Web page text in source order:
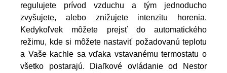
regulujete prívod vzduchu a tým jednoducho
zvyšujete, alebo znižujete intenzitu horenia.
Kedykoľvek môžete prejsť do automatického
režimu, kde si môžete nastaviť požadovanú teplotu
a Vaše kachle sa vďaka vstavanému termostatu o
všetko postarajú. Diaľkové ovládanie od Nestor